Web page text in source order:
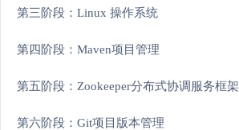
第三阶段：Linux 操作系统
第四阶段：Maven项目管理
第五阶段：Zookeeper分布式协调服务框架
第六阶段：Git项目版本管理